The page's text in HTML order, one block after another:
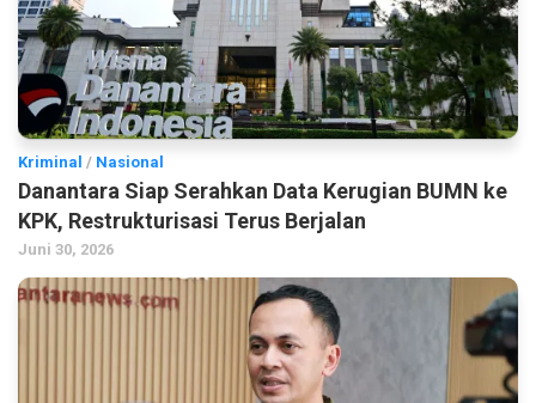
Kriminal / Nasional
Danantara Siap Serahkan Data Kerugian BUMN ke
KPK, Restrukturisasi Terus Berjalan
Juni 30, 2026